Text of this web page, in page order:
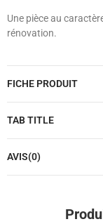
Une pièce au
rénovation.
FICHE PRODUIT
TAB TITLE
AVIS(0)